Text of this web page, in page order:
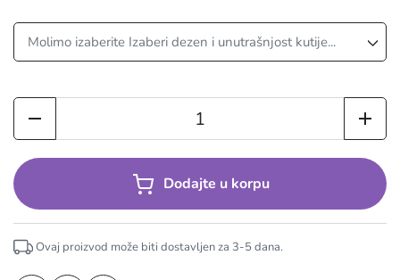
Dodajte u korpu
Ovaj proizvod može biti dostavljen za 3-5dana.